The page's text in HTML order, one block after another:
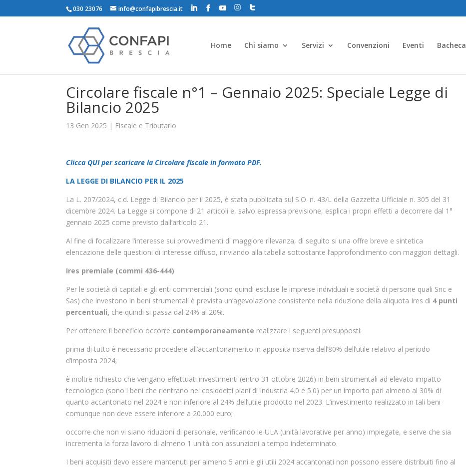
030 23076 info@confapibrescia.it
Home Chi siamo Servizi Convenzioni Eventi Bacheca
Circolare fiscale n°1 – Gennaio 2025: Speciale Legge di
Bilancio 2025
13 Gen 2025 | Fiscale e Tributario
Clicca QUI per scaricare la Circolare fiscale in formato PDF.
LA LEGGE DI BILANCIO PER IL 2025
La L. 207/2024, c.d. Legge di Bilancio per il 2025, è stata pubblicata sul S.O. n. 43/L della Gazzetta Ufficiale n. 305 del 31
dicembre 2024. La Legge si compone di 21 articoli e, salvo espressa previsione, esplica i propri effetti a decorrere dal 1°
gennaio 2025 come previsto dall’articolo 21.
Al fine di focalizzare l’interesse sui provvedimenti di maggiore rilevanza, di seguito si una offre breve e sintetica
elencazione delle questioni di interesse diffuso, rinviando alla tabella sottostante l’approfondimento con maggiori dettagli.
Ires premiale (commi 436-444)
Per le società di capitali e gli enti commerciali (sono quindi escluse le imprese individuali e società di persone quali Snc e
Sas) che investono in beni strumentali è prevista un’agevolazione consistente nella riduzione della aliquota Ires di 4 punti
percentuali, che quindi si passa dal 24% al 20%.
Per ottenere il beneficio occorre contemporaneamente realizzare i seguenti presupposti:
prima di tutto è necessario procedere all’accantonamento in apposita riserva dell’80% dell’utile relativo al periodo
d’imposta 2024;
è inoltre richiesto che vengano effettuati investimenti (entro 31 ottobre 2026) in beni strumentali ad elevato impatto
tecnologico (sono i beni che rientrano nei cosiddetti piani di Industria 4.0 e 5.0) per un importo pari almeno al 30% di
quanto accantonato nel 2024 e non inferiore al 24% dell’utile prodotto nel 2023. L’investimento realizzato in tali beni
comunque non deve essere inferiore a 20.000 euro;
occorre che non vi siano riduzioni di personale, verificando le ULA (unità lavorative per anno) impiegate, e serve che sia
incrementa la forza lavoro di almeno 1 unità con assunzioni a tempo indeterminato.
I beni acquisiti devo essere mantenuti per almeno 5 anni e gli utili 2024 accantonati non possono essere distribuiti fino al